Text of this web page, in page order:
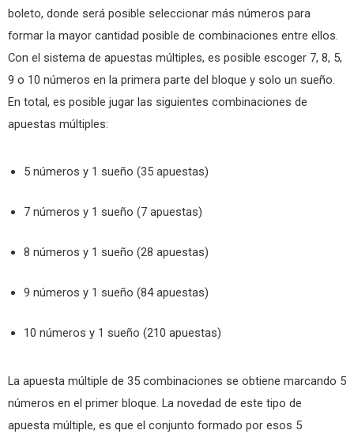
boleto, donde será posible seleccionar más números para
formar la mayor cantidad posible de combinaciones entre ellos.
Con el sistema de apuestas múltiples, es posible escoger 7, 8, 5,
9 o 10 números en la primera parte del bloque y solo un sueño.
En total, es posible jugar las siguientes combinaciones de
apuestas múltiples:
5 números y 1 sueño (35 apuestas)
7 números y 1 sueño (7 apuestas)
8 números y 1 sueño (28 apuestas)
9 números y 1 sueño (84 apuestas)
10 números y 1 sueño (210 apuestas)
La apuesta múltiple de 35 combinaciones se obtiene marcando 5
números en el primer bloque. La novedad de este tipo de
apuesta múltiple, es que el conjunto formado por esos 5